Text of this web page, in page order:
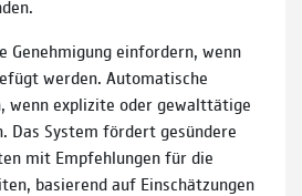
Genehmigung einfordern, wenn
werden. Automatische
wenn explizite oder gewalttätige
Das System fördert gesündere
mit Empfehlungen für die
basierend auf Einschätzungen